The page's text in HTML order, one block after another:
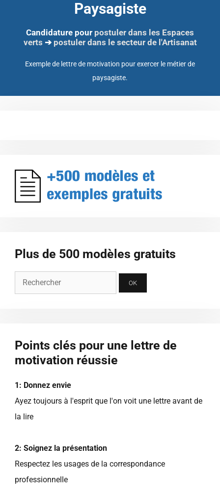
Paysagiste
Candidature pour postuler dans les Espaces
verts ➔ postuler dans le secteur de l'Artisanat
Exemple de lettre de motivation pour exercer le métier de
paysagiste.
Plus de 500 modèles gratuits
Points clés pour une lettre de
motivation réussie
1: Donnez envie
Ayez toujours à l'esprit que l'on voit une lettre avant de
la lire
2: Soignez la présentation
Respectez les usages de la correspondance
professionnelle